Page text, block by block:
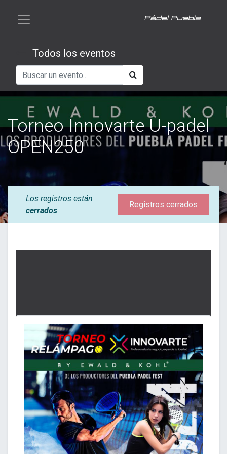
Todos los eventos
Torneo Innovarte U-padel
OPEN250
Los registros están
cerrados
Registros cerrados